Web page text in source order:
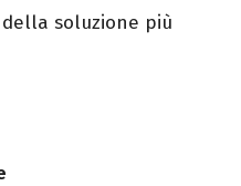
soluzione più